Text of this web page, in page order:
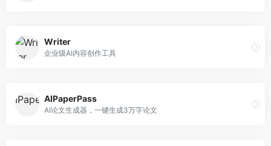
Writer
企业级AI内容创作工具
AIPaperPass
AI论文生成器，一键生成3万字论文